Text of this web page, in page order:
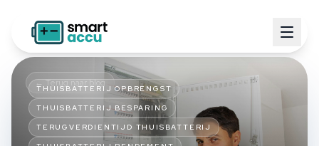
← Terug naar blog
THUISBATTERIJ OPBRENGST
THUISBATTERIJ BESPARING
TERUGVERDIENTIJD THUISBATTERIJ